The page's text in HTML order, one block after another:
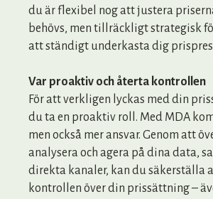
du är flexibel nog att justera
behövs, men tillräckligt strategisk
att ständigt underkasta dig
Var proaktiv och återta kontrollen
För att verkligen lyckas med din
du ta en proaktiv roll. Med MDA
men också mer ansvar. Genom att
analysera och agera på dina data,
direkta kanaler, kan du säkerställa
kontrollen över din prissättning –